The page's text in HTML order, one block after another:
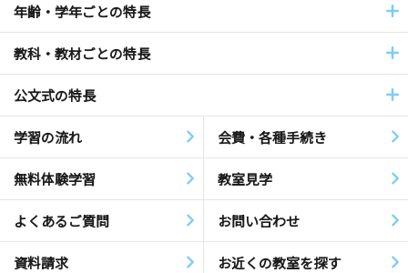
年齢・学年ごとの特長
教科・教材ごとの特長
公文式の特長
学習の流れ 会費・各種手続き
無料体験学習 教室見学
よくあるご質問 お問い合わせ
資料請求 お近くの教室を探す